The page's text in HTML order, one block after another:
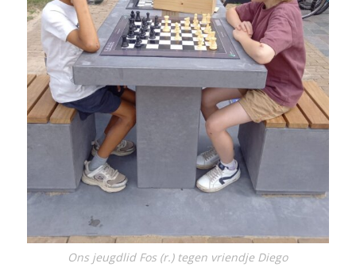
Ons jeugdlid Fos (r.) tegen vriendje Diego